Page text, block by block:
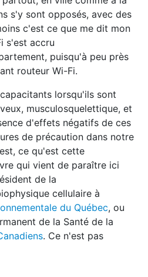
s'y sont opposés, avec des
c'est ce que me dit mon
s'est accru
puisqu'à peu près
routeur Wi-Fi.
lorsqu'ils sont
musculosquelettique, et
d'effets négatifs de ces
de précaution dans notre
ce qu'est cette
qui vient de paraître ici
de la
cellulaire à
du Québec, ou
de la Santé de la
. Ce n'est pas